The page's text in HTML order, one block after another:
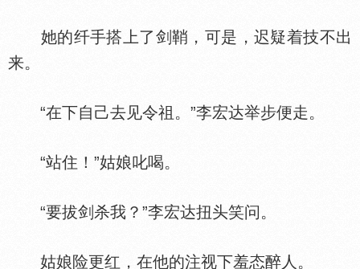
她的纤手搭上了剑鞘，可是，迟疑着技不出
来。
“在下自己去见令祖。”李宏达举步便走。
“站住！”姑娘叱喝。
“要拔剑杀我？”李宏达扭头笑问。
姑娘险更红，在他的注视下羞态醉人。